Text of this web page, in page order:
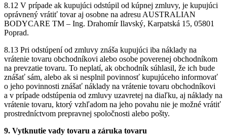
8.12 V prípade ak kupujúci odstúpil od kúpnej zmluvy, je kupujúci
oprávnený vrátiť tovar aj osobne na adresu AUSTRALIAN
BODYCARE TM – Ing. Drahomír Ilavský, Karpatská 15, 05801
Poprad.
8.13 Pri odstúpení od zmluvy znáša kupujúci iba náklady na
vrátenie tovaru obchodníkovi alebo osobe poverenej obchodníkom
na prevzatie tovaru. To neplatí, ak obchodník súhlasil, že ich bude
znášať sám, alebo ak si nesplnil povinnosť kupujúceho informovať
o jeho povinnosti znášať náklady na vrátenie tovaru obchodníkovi
a v prípade odstúpenia od zmluvy uzavretej na diaľku, aj náklady na
vrátenie tovaru, ktorý vzhľadom na jeho povahu nie je možné vrátiť
prostredníctvom prepravnej spoločnosti alebo pošty.
9. Vytknutie vady tovaru a záruka tovaru